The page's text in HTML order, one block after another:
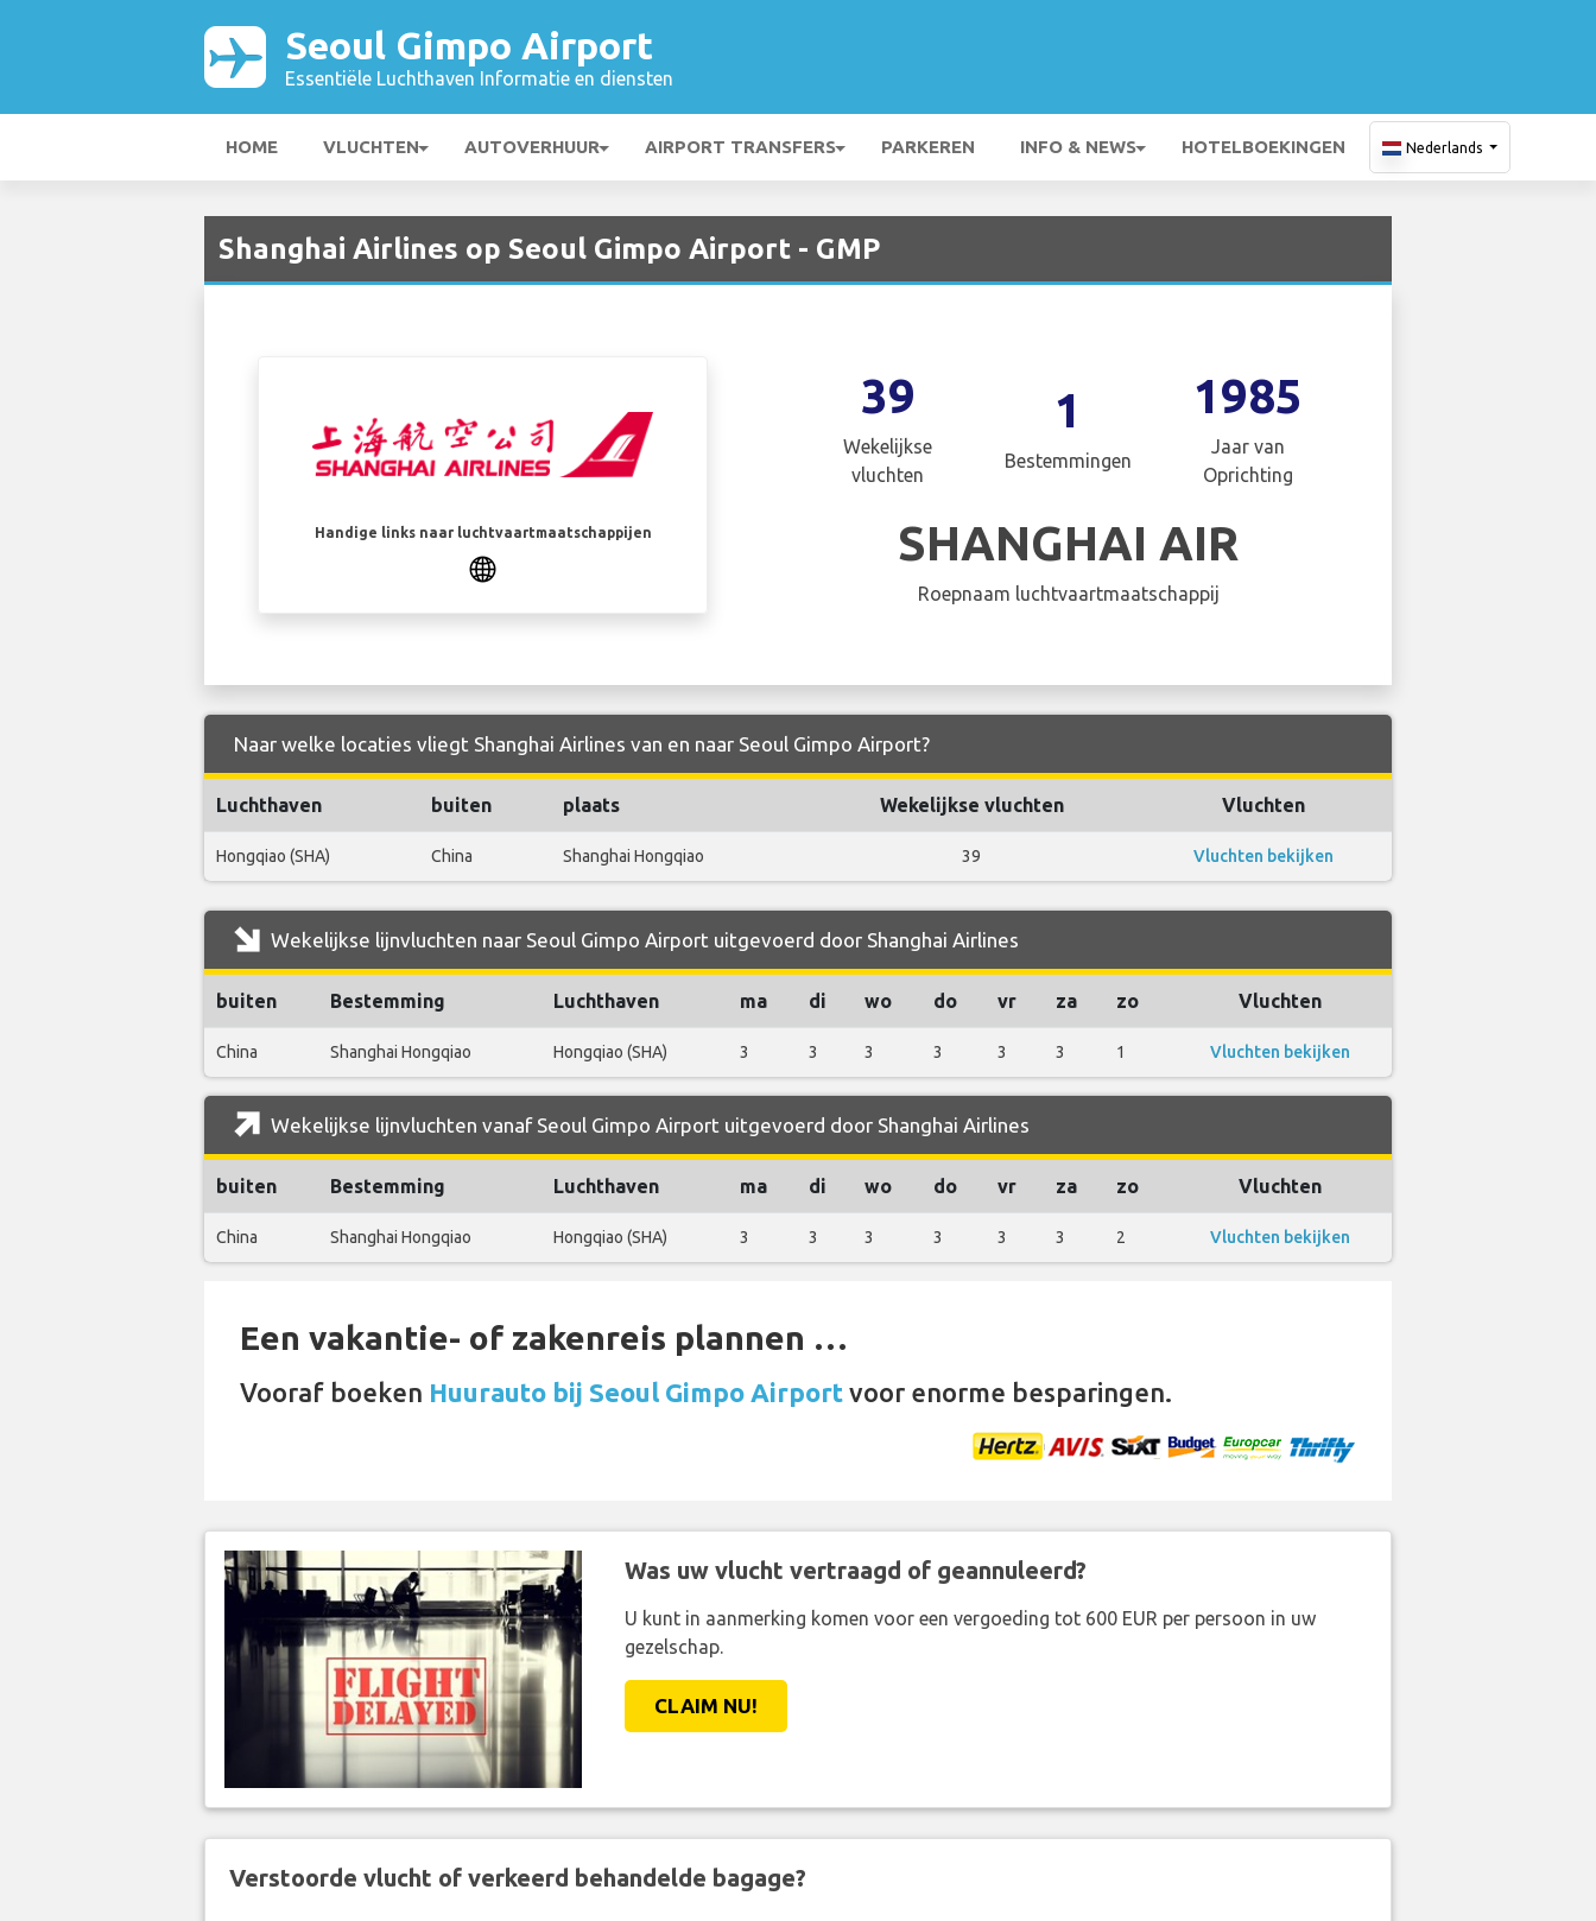
Seoul Gimpo Airport
Essentiële Luchthaven Informatie en diensten
HOME VLUCHTEN AUTOVERHUUR AIRPORT TRANSFERS PARKEREN INFO & NEWS HOTELBOEKINGEN Nederlands
Shanghai Airlines op Seoul Gimpo Airport - GMP
Handige links naar luchtvaartmaatschappijen
39
Wekelijkse
vluchten
1
Bestemmingen
1985
Jaar van
Oprichting
SHANGHAI AIR
Roepnaam luchtvaartmaatschappij
Naar welke locaties vliegt Shanghai Airlines van en naar Seoul Gimpo Airport?
Luchthaven buiten plaats Wekelijkse vluchten Vluchten
Hongqiao (SHA) China Shanghai Hongqiao 39 Vluchten bekijken
Wekelijkse lijnvluchten naar Seoul Gimpo Airport uitgevoerd door Shanghai Airlines
buiten Bestemming Luchthaven ma di wo do vr za zo Vluchten
China Shanghai Hongqiao Hongqiao (SHA) 3 3 3 3 3 3 1 Vluchten bekijken
Wekelijkse lijnvluchten vanaf Seoul Gimpo Airport uitgevoerd door Shanghai Airlines
buiten Bestemming Luchthaven ma di wo do vr za zo Vluchten
China Shanghai Hongqiao Hongqiao (SHA) 3 3 3 3 3 3 2 Vluchten bekijken
Een vakantie- of zakenreis plannen …
Vooraf boeken Huurauto bij Seoul Gimpo Airport voor enorme besparingen.
Was uw vlucht vertraagd of geannuleerd?
U kunt in aanmerking komen voor een vergoeding tot 600 EUR per persoon in uw
gezelschap.
CLAIM NU!
Verstoorde vlucht of verkeerd behandelde bagage?